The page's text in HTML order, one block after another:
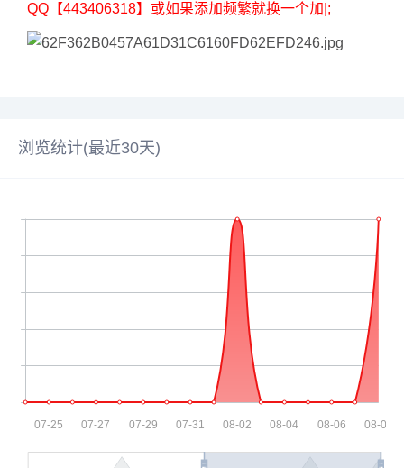
QQ【443406318】或如果添加频繁就换一个加|;
浏览统计(最近30天)